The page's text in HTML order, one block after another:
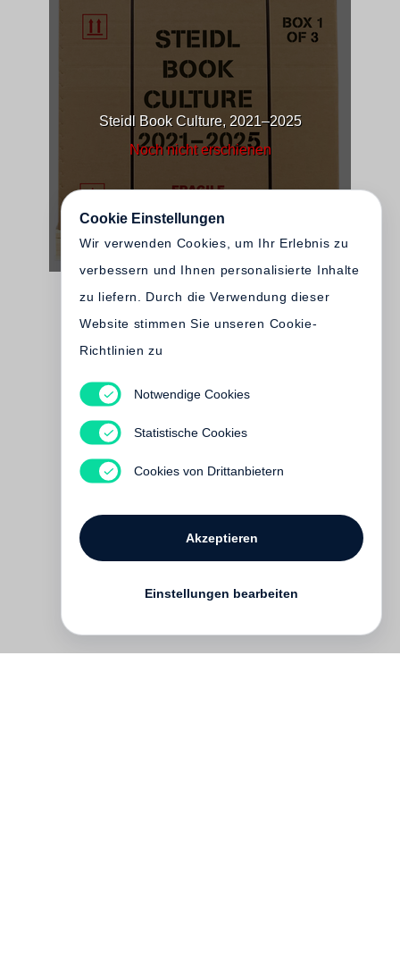
Steidl Book Culture, 2021–2025
Noch nicht erschienen
Book of Books
Cookie Einstellungen
Wir verwenden Cookies, um Ihr Erlebnis zu
verbessern und Ihnen personalisierte Inhalte
zu liefern. Durch die Verwendung dieser
Website stimmen Sie unseren Cookie-
Richtlinien zu
Notwendige Cookies
Statistische Cookies
Cookies von Drittanbietern
Akzeptieren
Einstellungen bearbeiten